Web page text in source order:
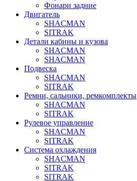
Фонари задние
Двигатель
SHACMAN
SITRAK
Детали кабины и кузова
SHACMAN
SHACMAN
Подвеска
SHACMAN
SITRAK
Ремни, сальники, ремкомплекты
SHACMAN
SITRAK
Рулевое управление
SHACMAN
SITRAK
Система охлаждения
SHACMAN
SITRAK
SITRAK